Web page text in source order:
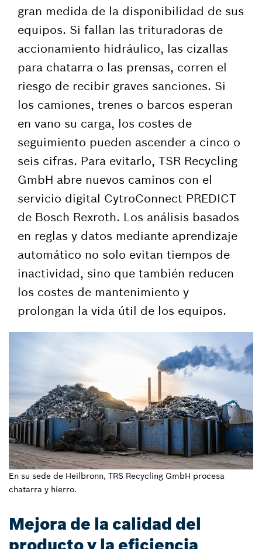
gran medida de la disponibilidad de sus
equipos. Si fallan las trituradoras de
accionamiento hidráulico, las cizallas
para chatarra o las prensas, corren el
riesgo de recibir graves sanciones. Si
los camiones, trenes o barcos esperan
en vano su carga, los costes de
seguimiento pueden ascender a cinco o
seis cifras. Para evitarlo, TSR Recycling
GmbH abre nuevos caminos con el
servicio digital CytroConnect PREDICT
de Bosch Rexroth. Los análisis basados
en reglas y datos mediante aprendizaje
automático no solo evitan tiempos de
inactividad, sino que también reducen
los costes de mantenimiento y
prolongan la vida útil de los equipos.
En su sede de Heilbronn, TRS Recycling GmbH procesa
chatarra y hierro.
Mejora de la calidad del